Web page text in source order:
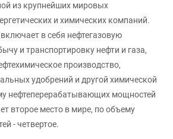
из крупнейших мировых
и химических компаний.
в себя нефтегазовую
и транспортировку нефти и газа,
производство,
удобрений и другой химической
нефтеперерабатывающих мощностей
второе место в мире, по объему
- четвертое.